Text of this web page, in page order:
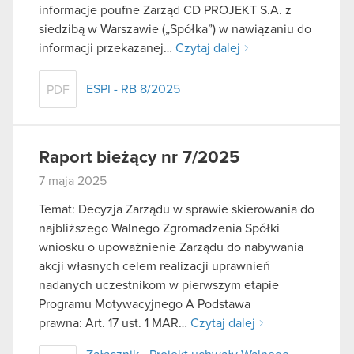
informacje poufne Zarząd CD PROJEKT S.A. z
siedzibą w Warszawie („Spółka”) w nawiązaniu do
informacji przekazanej… Czytaj dalej
PDF ESPI - RB 8/2025
Raport bieżący nr 7/2025
7 maja 2025
Temat: Decyzja Zarządu w sprawie skierowania do
najbliższego Walnego Zgromadzenia Spółki
wniosku o upoważnienie Zarządu do nabywania
akcji własnych celem realizacji uprawnień
nadanych uczestnikom w pierwszym etapie
Programu Motywacyjnego A Podstawa
prawna: Art. 17 ust. 1 MAR… Czytaj dalej